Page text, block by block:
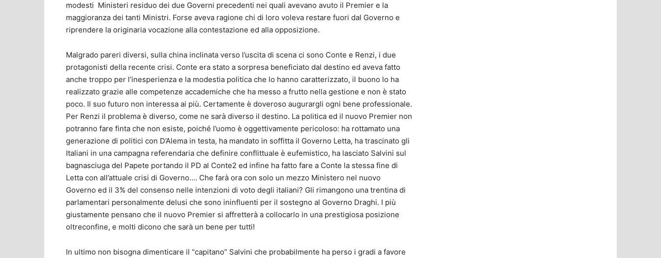
modesti Ministeri residuo dei due Governi precedenti nei quali avevano avuto il Premier e la
maggioranza dei tanti Ministri. Forse aveva ragione chi di loro voleva restare fuori dal Governo e
riprendere la originaria vocazione alla contestazione ed alla opposizione.
Malgrado pareri diversi, sulla china inclinata verso l’uscita di scena ci sono Conte e Renzi, i due
protagonisti della recente crisi. Conte era stato a sorpresa beneficiato dal destino ed aveva fatto
anche troppo per l’inesperienza e la modestia politica che lo hanno caratterizzato, il buono lo ha
realizzato grazie alle competenze accademiche che ha messo a frutto nella gestione e non è stato
poco. Il suo futuro non interessa ai più. Certamente è doveroso augurargli ogni bene professionale.
Per Renzi il problema è diverso, come ne sarà diverso il destino. La politica ed il nuovo Premier non
potranno fare finta che non esiste, poiché l’uomo è oggettivamente pericoloso: ha rottamato una
generazione di politici con D’Alema in testa, ha mandato in soffitta il Governo Letta, ha trascinato gli
Italiani in una campagna referendaria che definire conflittuale è eufemistico, ha lasciato Salvini sul
bagnasciuga del Papete portando il PD al Conte2 ed infine ha fatto fare a Conte la stessa fine di
Letta con all’attuale crisi di Governo…. Che farà ora con solo un mezzo Ministero nel nuovo
Governo ed il 3% del consenso nelle intenzioni di voto degli italiani? Gli rimangono una trentina di
parlamentari personalmente delusi che sono ininfluenti per il sostegno al Governo Draghi. I più
giustamente pensano che il nuovo Premier si affretterà a collocarlo in una prestigiosa posizione
oltreconfine, e molti dicono che sarà un bene per tutti!
In ultimo non bisogna dimenticare il “capitano” Salvini che probabilmente ha perso i gradi a favore